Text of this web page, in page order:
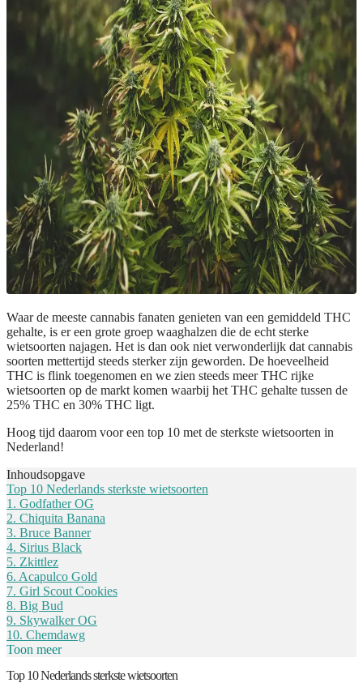
Waar de meeste cannabis fanaten genieten van een gemiddeld THC
gehalte, is er een grote groep waaghalzen die de echt sterke
wietsoorten najagen. Het is dan ook niet verwonderlijk dat cannabis
soorten mettertijd steeds sterker zijn geworden. De hoeveelheid
THC is flink toegenomen en we zien steeds meer THC rijke
wietsoorten op de markt komen waarbij het THC gehalte tussen de
25% THC en 30% THC ligt.
Hoog tijd daarom voor een top 10 met de sterkste wietsoorten in
Nederland!
Inhoudsopgave
Top 10 Nederlands sterkste wietsoorten
1. Godfather OG
2. Chiquita Banana
3. Bruce Banner
4. Sirius Black
5. Zkittlez
6. Acapulco Gold
7. Girl Scout Cookies
8. Big Bud
9. Skywalker OG
10. Chemdawg
Toon meer
Top 10 Nederlands sterkste wietsoorten